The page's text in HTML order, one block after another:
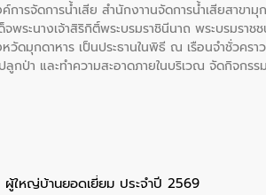
รจัดการน้ำเสีย สำนักงาานจัดการน้ำเสียสาข
พระนางเจ้าสิริกิติ์พระบรมราชินีนาถ พระบรมร
ดมุกดาหาร เป็นประธานในพิธี ณ เรือนจําชั่วคร
ลูกป่า และทําความสะอาดภายในบริเวณ จัดกิจกร
นนีพันปีหลวง พร้อมถวายสัจปฏิญาณ ทำความดีด้วย
ใหญ่บ้านยอดเยี่ยม ประจำปี 2569